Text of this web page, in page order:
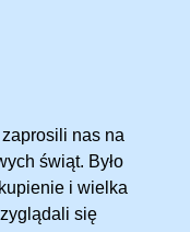
nas na
świąt. Było
i wielka
się